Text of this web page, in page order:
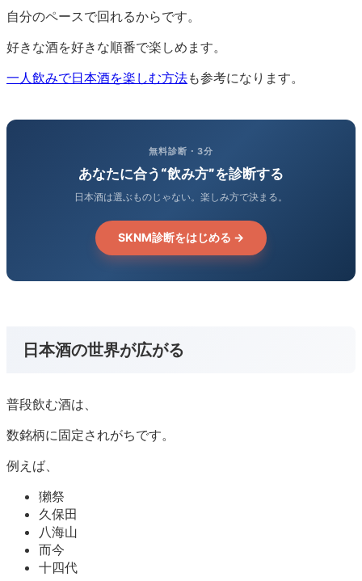
自分のペースで回れるからです。
好きな酒を好きな順番で楽しめます。
一人飲みで日本酒を楽しむ方法も参考になります。
無料診断・3分
あなたに合う“飲み方”を診断する
日本酒は選ぶものじゃない。楽しみ方で決まる。
SKNM診断をはじめる →
日本酒の世界が広がる
普段飲む酒は、
数銘柄に固定されがちです。
例えば、
獺祭
久保田
八海山
而今
十四代